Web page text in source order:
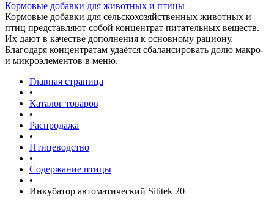
Кормовые добавки для животных и птицы
Кормовые добавки для сельскохозяйственных животных и
птиц представляют собой концентрат питательных веществ.
Их дают в качестве дополнения к основному рациону.
Благодаря концентратам удаётся сбалансировать долю макро-
и микроэлементов в меню.
Главная страница
•
Каталог товаров
•
Распродажа
•
Птицеводство
•
Содержание птицы
•
Инкубатор автоматический Sititek 20